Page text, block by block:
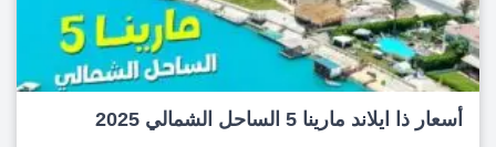
أسعار ذا ايلاند مارينا 5 الساحل الشمالي 2025